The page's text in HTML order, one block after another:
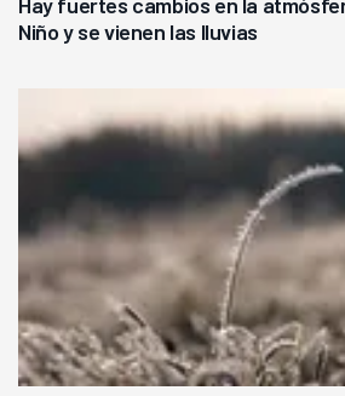
Niño y se vienen las lluvias